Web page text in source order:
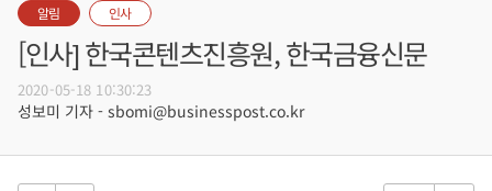
알림 인사
[인사] 한국콘텐츠진흥원, 한국금융신문
2020-05-18 10:30:23
성보미 기자 - sbomi@businesspost.co.kr